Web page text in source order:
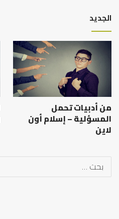
الجديد
من أدبيات تحمل
المسؤلية – إسلام أون
لاين